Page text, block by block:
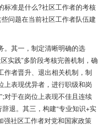
标准是什么?社区工作者的考核
问题在当前社区工作者队伍建
。其一，制定清晰明确的选
实践”多阶段考核完善机制，确
作者晋升、退出相关机制，制
上表现优异者，进行职级和岗
对于在岗位上表现不佳且连续
退。其三，构建“专业知识+实
强社区工作者对党和国家政策